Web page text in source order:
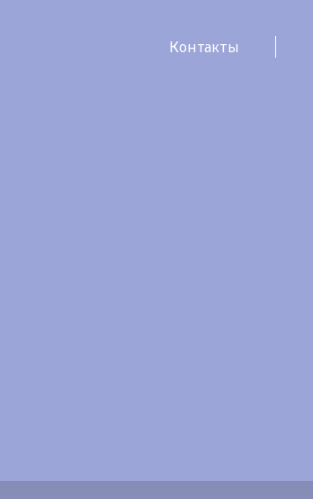
Контакты